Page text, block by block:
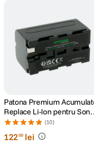
5. canon sx740 hs
. lavaliera
8 card memorie
9. dji mic mini
Patona Premium
Replace Li-Ion pentru Sony
NP-F750 5200mAh 7.4V
(10)
12200 lei